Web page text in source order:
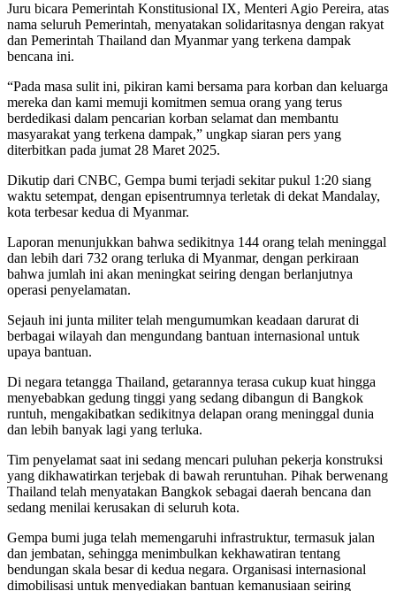
Juru bicara Pemerintah Konstitusional IX, Menteri Agio Pereira, atas
nama seluruh Pemerintah, menyatakan solidaritasnya dengan rakyat
dan Pemerintah Thailand dan Myanmar yang terkena dampak
bencana ini.
“Pada masa sulit ini, pikiran kami bersama para korban dan keluarga
mereka dan kami memuji komitmen semua orang yang terus
berdedikasi dalam pencarian korban selamat dan membantu
masyarakat yang terkena dampak,” ungkap siaran pers yang
diterbitkan pada jumat 28 Maret 2025.
Dikutip dari CNBC, Gempa bumi terjadi sekitar pukul 1:20 siang
waktu setempat, dengan episentrumnya terletak di dekat Mandalay,
kota terbesar kedua di Myanmar.
Laporan menunjukkan bahwa sedikitnya 144 orang telah meninggal
dan lebih dari 732 orang terluka di Myanmar, dengan perkiraan
bahwa jumlah ini akan meningkat seiring dengan berlanjutnya
operasi penyelamatan.
Sejauh ini junta militer telah mengumumkan keadaan darurat di
berbagai wilayah dan mengundang bantuan internasional untuk
upaya bantuan.
Di negara tetangga Thailand, getarannya terasa cukup kuat hingga
menyebabkan gedung tinggi yang sedang dibangun di Bangkok
runtuh, mengakibatkan sedikitnya delapan orang meninggal dunia
dan lebih banyak lagi yang terluka.
Tim penyelamat saat ini sedang mencari puluhan pekerja konstruksi
yang dikhawatirkan terjebak di bawah reruntuhan. Pihak berwenang
Thailand telah menyatakan Bangkok sebagai daerah bencana dan
sedang menilai kerusakan di seluruh kota.
Gempa bumi juga telah memengaruhi infrastruktur, termasuk jalan
dan jembatan, sehingga menimbulkan kekhawatiran tentang
bendungan skala besar di kedua negara. Organisasi internasional
dimobilisasi untuk menyediakan bantuan kemanusiaan seiring